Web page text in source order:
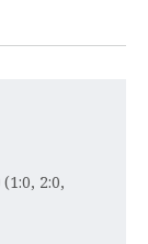
(1:0, 2:0,